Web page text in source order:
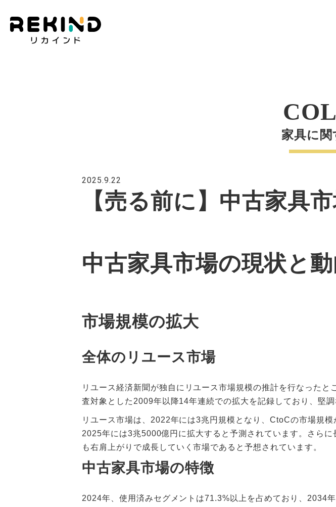
家具に
2025.9.22
【売る前に】中古家具
中古家具市場の現状と
市場規模の拡大
全体のリユース市場
リユース経済新聞が独自にリユース市場規模の推計を行なった
査対象とした2009年以降14年連続での拡大を記録しており、堅調
リユース市場は、2022年には3兆円規模となり、CtoCの市場規
2025年には3兆5000億円に拡大すると予測されています。さら
も右肩上がりで成長していく市場であると予想されています。
中古家具市場の特徴
2024年、使用済みセグメントは71.3%以上を占めており、2034